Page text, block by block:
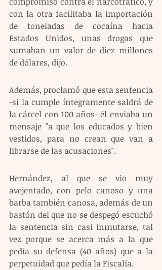
con la otra facilitaba la importación
de toneladas de cocaína hacia
Estados Unidos, unas drogas que
sumaban un valor de diez millones
de dólares, dijo.
Además, proclamó que esta sentencia
-si la cumple íntegramente saldrá de
la cárcel con 100 años- él enviaba un
mensaje "a que los educados y bien
vestidos, para no crean que van a
librarse de las acusaciones".
Hernández, al que se vio muy
avejentado, con pelo canoso y una
barba también canosa, además de un
bastón del que no se despegó escuchó
la sentencia sin casi inmutarse, tal
vez porque se acerca más a la que
pedía su defensa (40 años) que a la
perpetuidad que pedía la Fiscalía.